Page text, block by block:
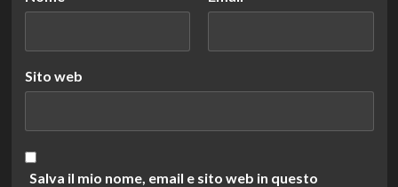
Sito web
Salva il mio nome, email e sito web in questo